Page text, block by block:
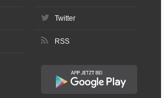
Twitter
RSS